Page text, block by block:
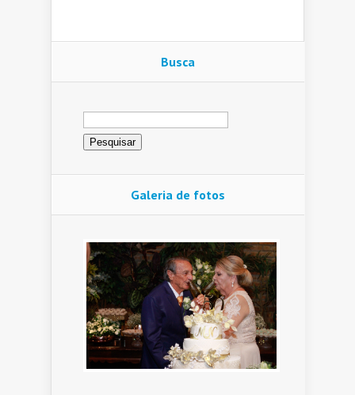
Busca
Pesquisar
por:
Galeria de fotos